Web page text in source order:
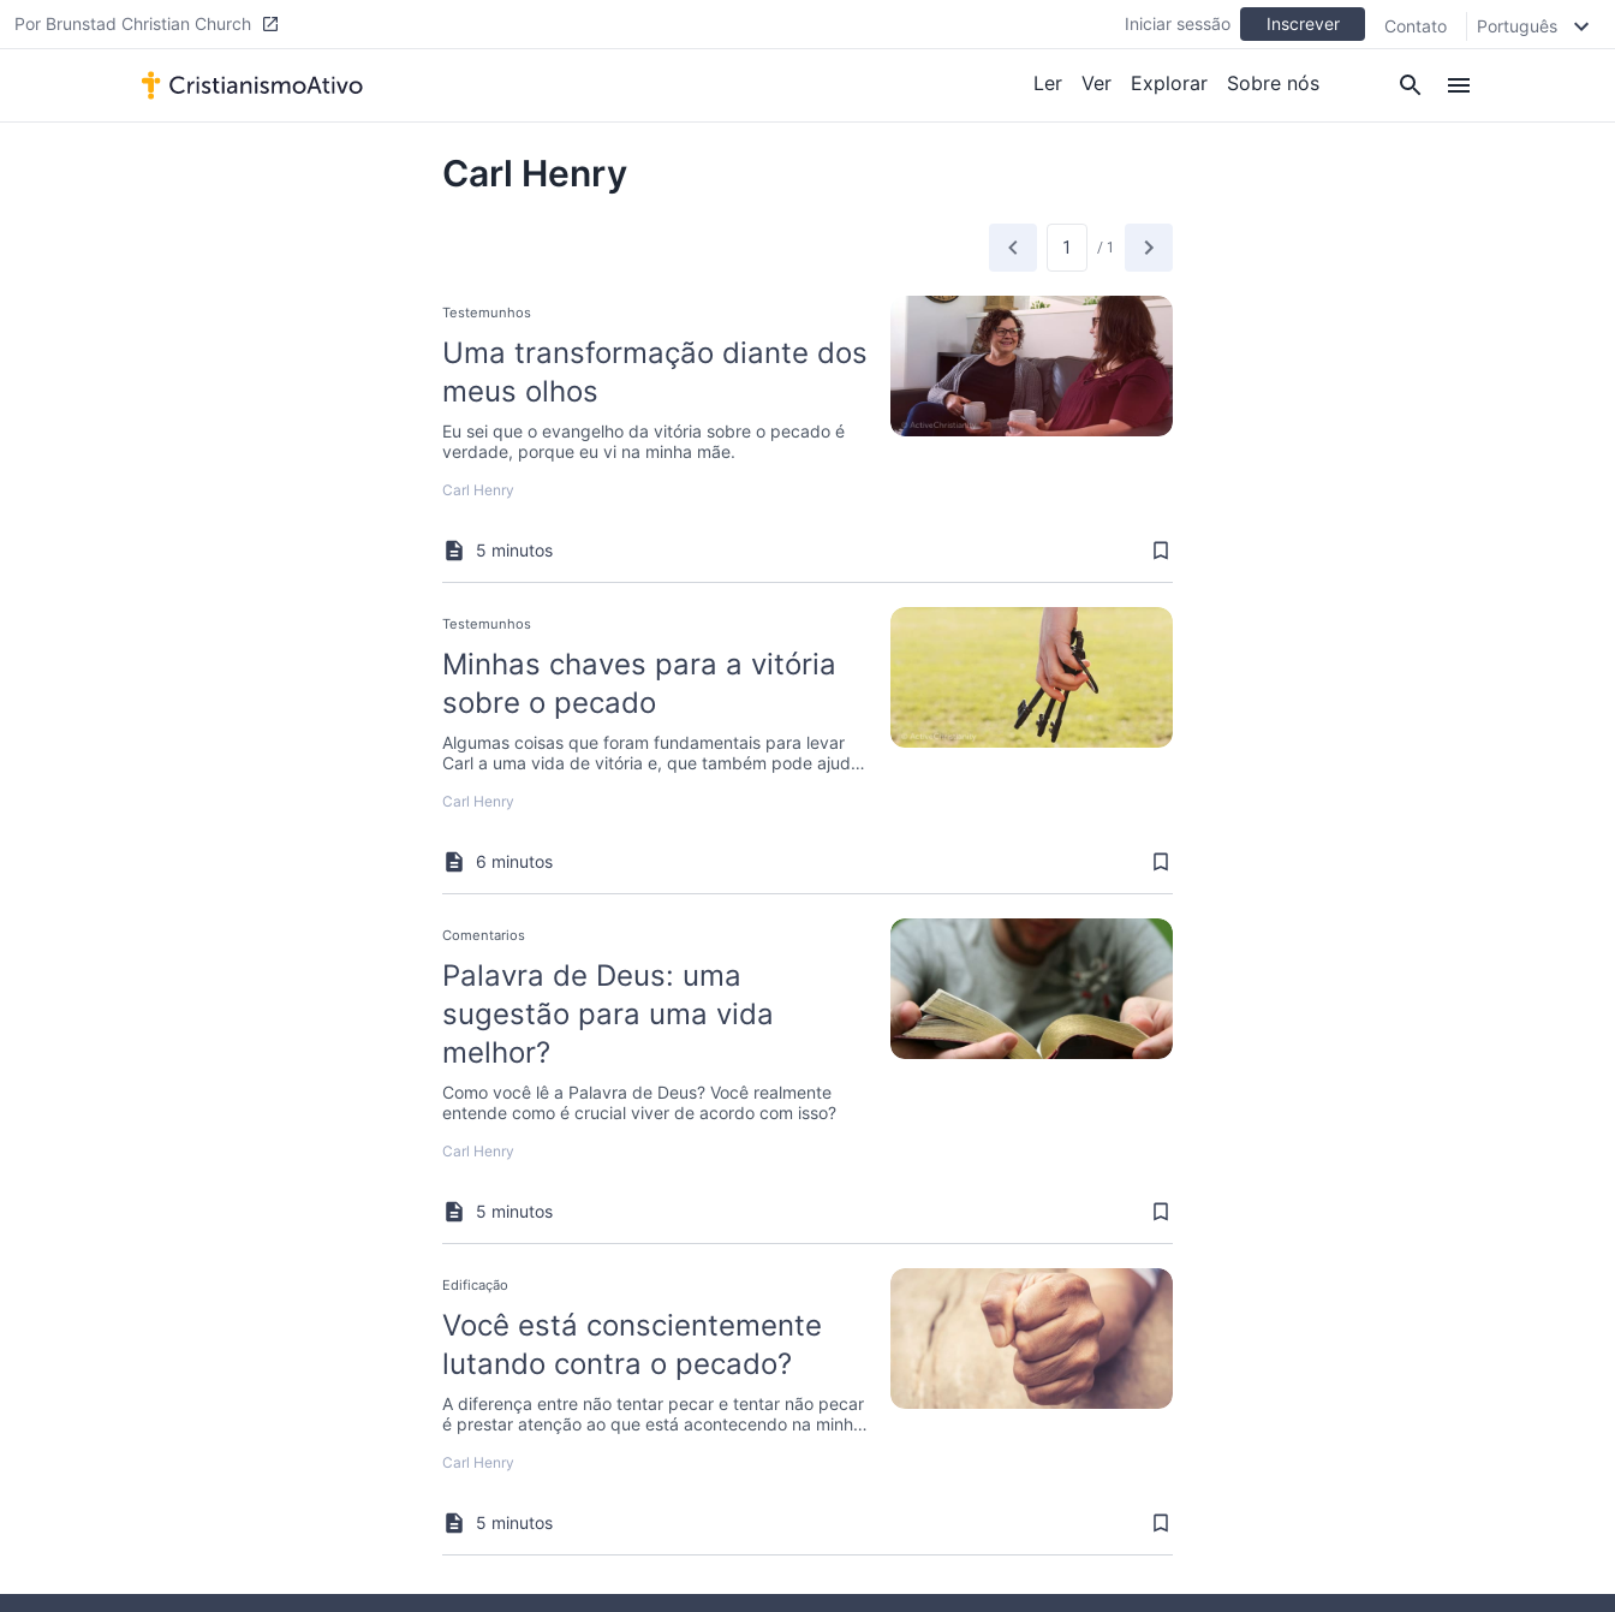
Por Brunstad Christian Church Iniciar sessão Inscrever Contato Português
Ler Ver Explorar Sobre nós
Carl Henry
/ 1
Testemunhos
Uma transformação diante dos
meus olhos
Eu sei que o evangelho da vitória sobre o pecado é
verdade, porque eu vi na minha mãe.
Carl Henry
5 minutos
Testemunhos
Minhas chaves para a vitória
sobre o pecado
Algumas coisas que foram fundamentais para levar
Carl a uma vida de vitória e, que também pode ajudá-
Carl Henry
6 minutos
Comentarios
Palavra de Deus: uma
sugestão para uma vida
melhor?
Como você lê a Palavra de Deus? Você realmente
entende como é crucial viver de acordo com isso?
Carl Henry
5 minutos
Edificação
Você está conscientemente
lutando contra o pecado?
A diferença entre não tentar pecar e tentar não pecar
é prestar atenção ao que está acontecendo na minha
Carl Henry
5 minutos